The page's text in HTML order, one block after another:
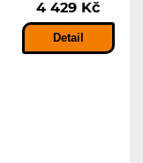
4 429 Kč
Detail